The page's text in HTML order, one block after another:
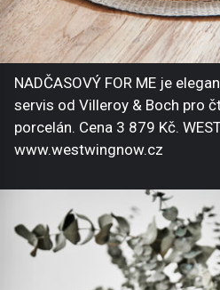
NADČASOVÝ FOR ME je
servis od Villeroy & Boch pro
porcelán. Cena 3 879 Kč.
www.westwingnow.cz